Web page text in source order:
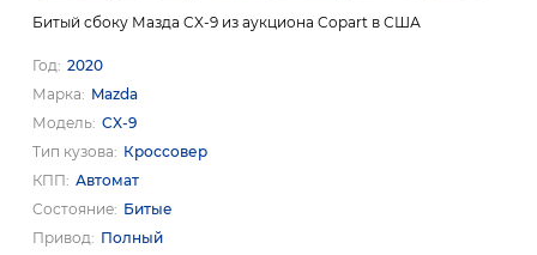
Битый сбоку Мазда CX-9 из аукциона Copart в США
Год 2020
Марка
Mazda
Модель CX-9
Тип кузова
Кроссовер
КПП Автомат
Состояние Битые
Привод
Полный